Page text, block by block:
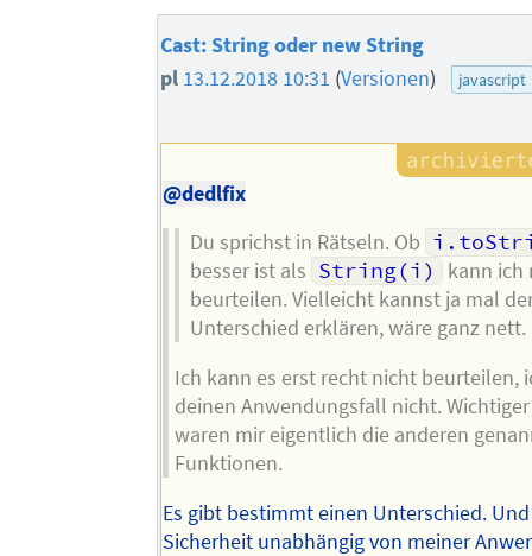
Cast: String oder new String
pl 13.12.2018 10:31 (Versionen) javascript
@dedlfix
Du sprichst in Rätseln. Ob
besser ist als String(i)
kann ich
beurteilen. Vielleicht kannst ja mal
Unterschied erklären, wäre ganz nett.
Ich kann es erst recht nicht beurteilen,
deinen Anwendungsfall nicht.
waren mir eigentlich die anderen
Funktionen.
Es gibt bestimmt einen Unterschied.
Sicherheit unabhängig von meiner